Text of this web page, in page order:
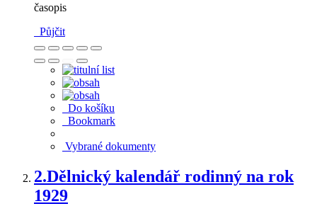
časopis
Půjčit
Do košíku
Bookmark
Vybrané dokumenty
2.Dělnický kalendář rodinný na rok
1929